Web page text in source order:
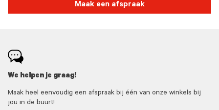
Maak een afspraak
We helpen je graag!
Maak heel eenvoudig een afspraak bij één van onze winkels bij
jou in de buurt!